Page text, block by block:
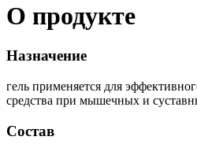
О продукте
Назначение
гель применяется для
средства при мышечных и
Состав